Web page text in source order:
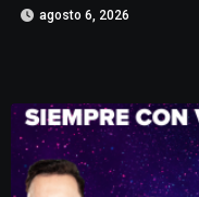
agosto 6, 2026